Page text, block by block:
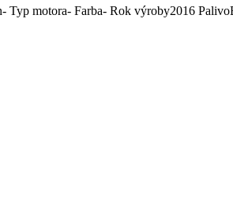
- Typ motora- Farba- Rok výroby2016 Palivo